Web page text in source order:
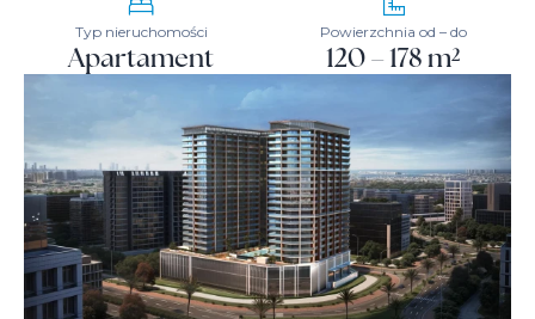
Typ nieruchomości
Apartament
Powierzchnia od – do
120 – 178 m²